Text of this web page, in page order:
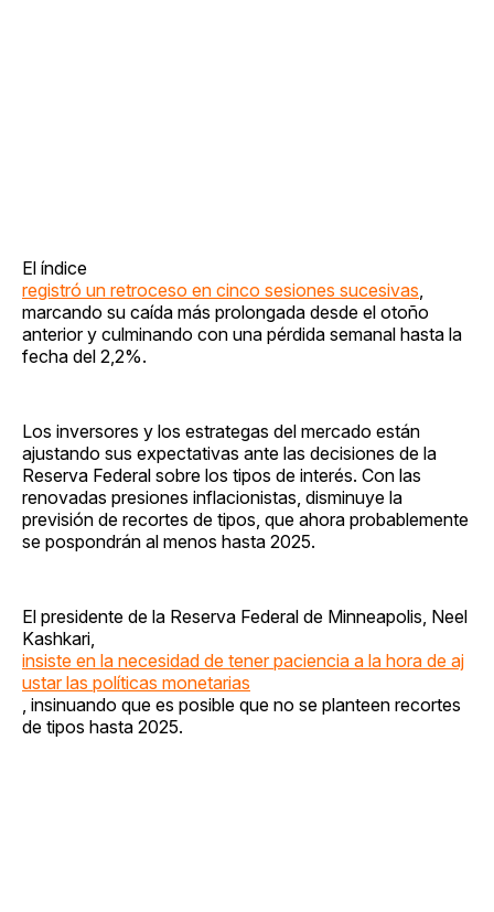
El índice
registró un retroceso en cinco sesiones sucesivas
marcando su caída más prolongada desde el otoño
anterior y culminando con una pérdida semanal hasta la
fecha del 2,2%.
Los inversores y los estrategas del mercado están
ajustando sus expectativas ante las decisiones de la
Reserva Federal sobre los tipos de interés. Con las
renovadas presiones inflacionistas, disminuye la
previsión de recortes de tipos, que ahora probablemente
se pospondrán al menos hasta 2025.
El presidente de la Reserva Federal de Minneapolis, Neel
Kashkari,
insiste en la necesidad de tener paciencia a la hora de aj
ustar las políticas monetarias
, insinuando que es posible que no se planteen recortes
de tipos hasta 2025.